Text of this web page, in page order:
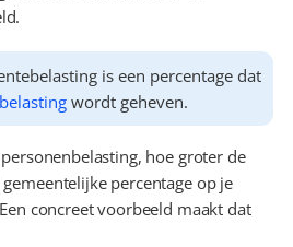
is een percentage dat
wordt geheven.
hoe groter de
percentage op je
concreet voorbeeld maakt dat